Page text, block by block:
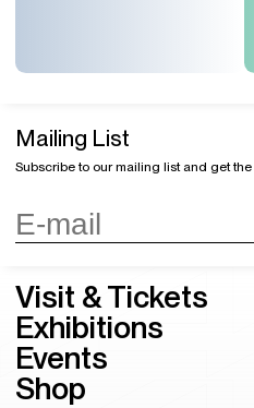
Mailing List
Subscribe to our mailing list and get
Visit & Tickets
Exhibitions
Events
Shop